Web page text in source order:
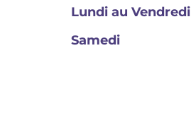
Lundi au Vendredi
Samedi